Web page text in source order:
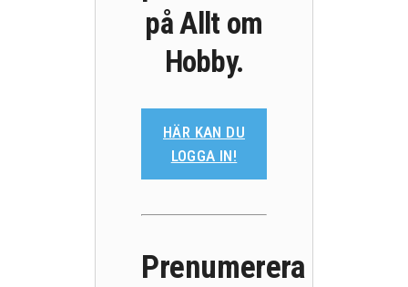
på Allt om
Hobby.
HÄR KAN DU
LOGGA IN!
Prenumerera